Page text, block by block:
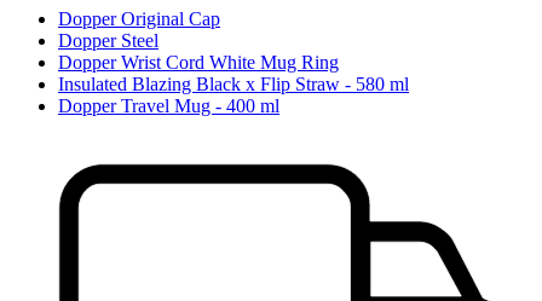
Dopper Original Cap
Dopper Steel
Dopper Wrist Cord White Mug Ring
Insulated Blazing Black x Flip Straw - 580 ml
Dopper Travel Mug - 400 ml